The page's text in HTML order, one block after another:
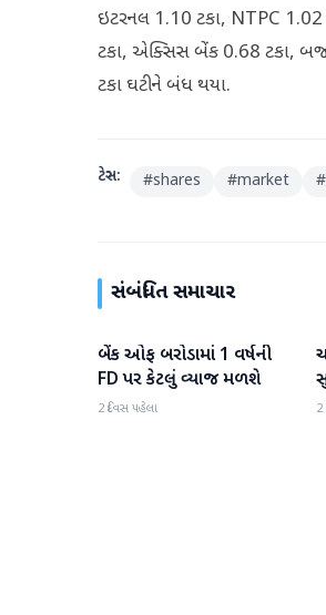
ઇટરનલ 1.10 ટકા, NTPC 1.02
ટકા, એક્સિસ બેંક 0.68 ટકા,
ટકા ઘટીને બંધ થયા.
ટેગ્સ: #shares #market #
સંબંધિત સમાચાર
બિઝનેસ
બેંક ઓફ બરોડામાં 1 વર્ષની
FD પર કેટલું વ્યાજ મળશે
2 દિવસ પહેલા 2